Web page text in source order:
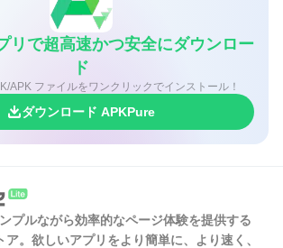
リで超高速かつ安全にダウンロー
ド
APK ファイルをワンクリックでインストール！
ダウンロード APKPure
プルながら効率的なページ体験を提供する
。欲しいアプリをより簡単に、より速く、